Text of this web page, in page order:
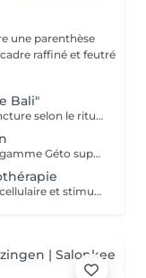
une parenthèse
Bali"
Soin associé aux techniques de Dermaponcture selon le rituel du Bali, alliant pureté, éclat, bien-être et beauté. Durant ce soin, nous utiliserons tous les produits spécifiques aux besoin de votre peau.
Cure soin massage 20 min Ko Di BO avec gamme Géto suprême
La Luminothérapie active le métabolisme cellulaire et stimule la production de collagène et d'élastine. Au l des séances, la peau retrouve élasticité et éclat, les cicatrices s'atténuent, l'acné guérit. Le résultat est visible très rapidement. Les résultats attendus peuvent varier en fonction de chaque individu. Des études montrent en effet que la peau semble plus jeune et les rides plus atténuées dès la première utilisation de cette technologie. La lumière LED bleue est particulièrement efficace pour prévenir les éruptions cutanées puisqu'elle détruit les bactéries responsables de l'acné directement dans le derme. C'est scientifiquement prouvé !